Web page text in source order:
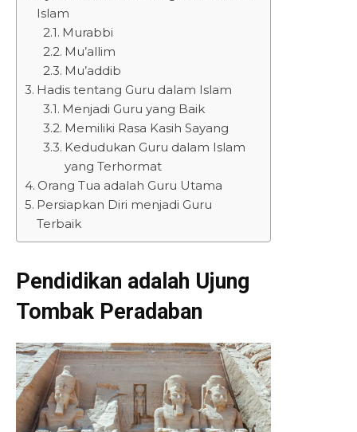
Islam
Murabbi
Mu’allim
Mu’addib
Hadis tentang Guru dalam Islam
Menjadi Guru yang Baik
Memiliki Rasa Kasih Sayang
Kedudukan Guru dalam Islam
yang Terhormat
Orang Tua adalah Guru Utama
Persiapkan Diri menjadi Guru
Terbaik
Pendidikan adalah Ujung
Tombak Peradaban